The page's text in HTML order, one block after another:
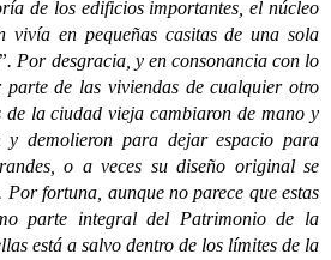
de los edificios importantes, el núcleo
vivía en pequeñas casitas de una sola
Por desgracia, y en consonancia con lo
de las viviendas de cualquier otro
de la ciudad vieja cambiaron de mano y
y demolieron para dejar espacio para
o a veces su diseño original se
fortuna, aunque no parece que estas
parte integral del Patrimonio de la
está a salvo dentro de los límites de la